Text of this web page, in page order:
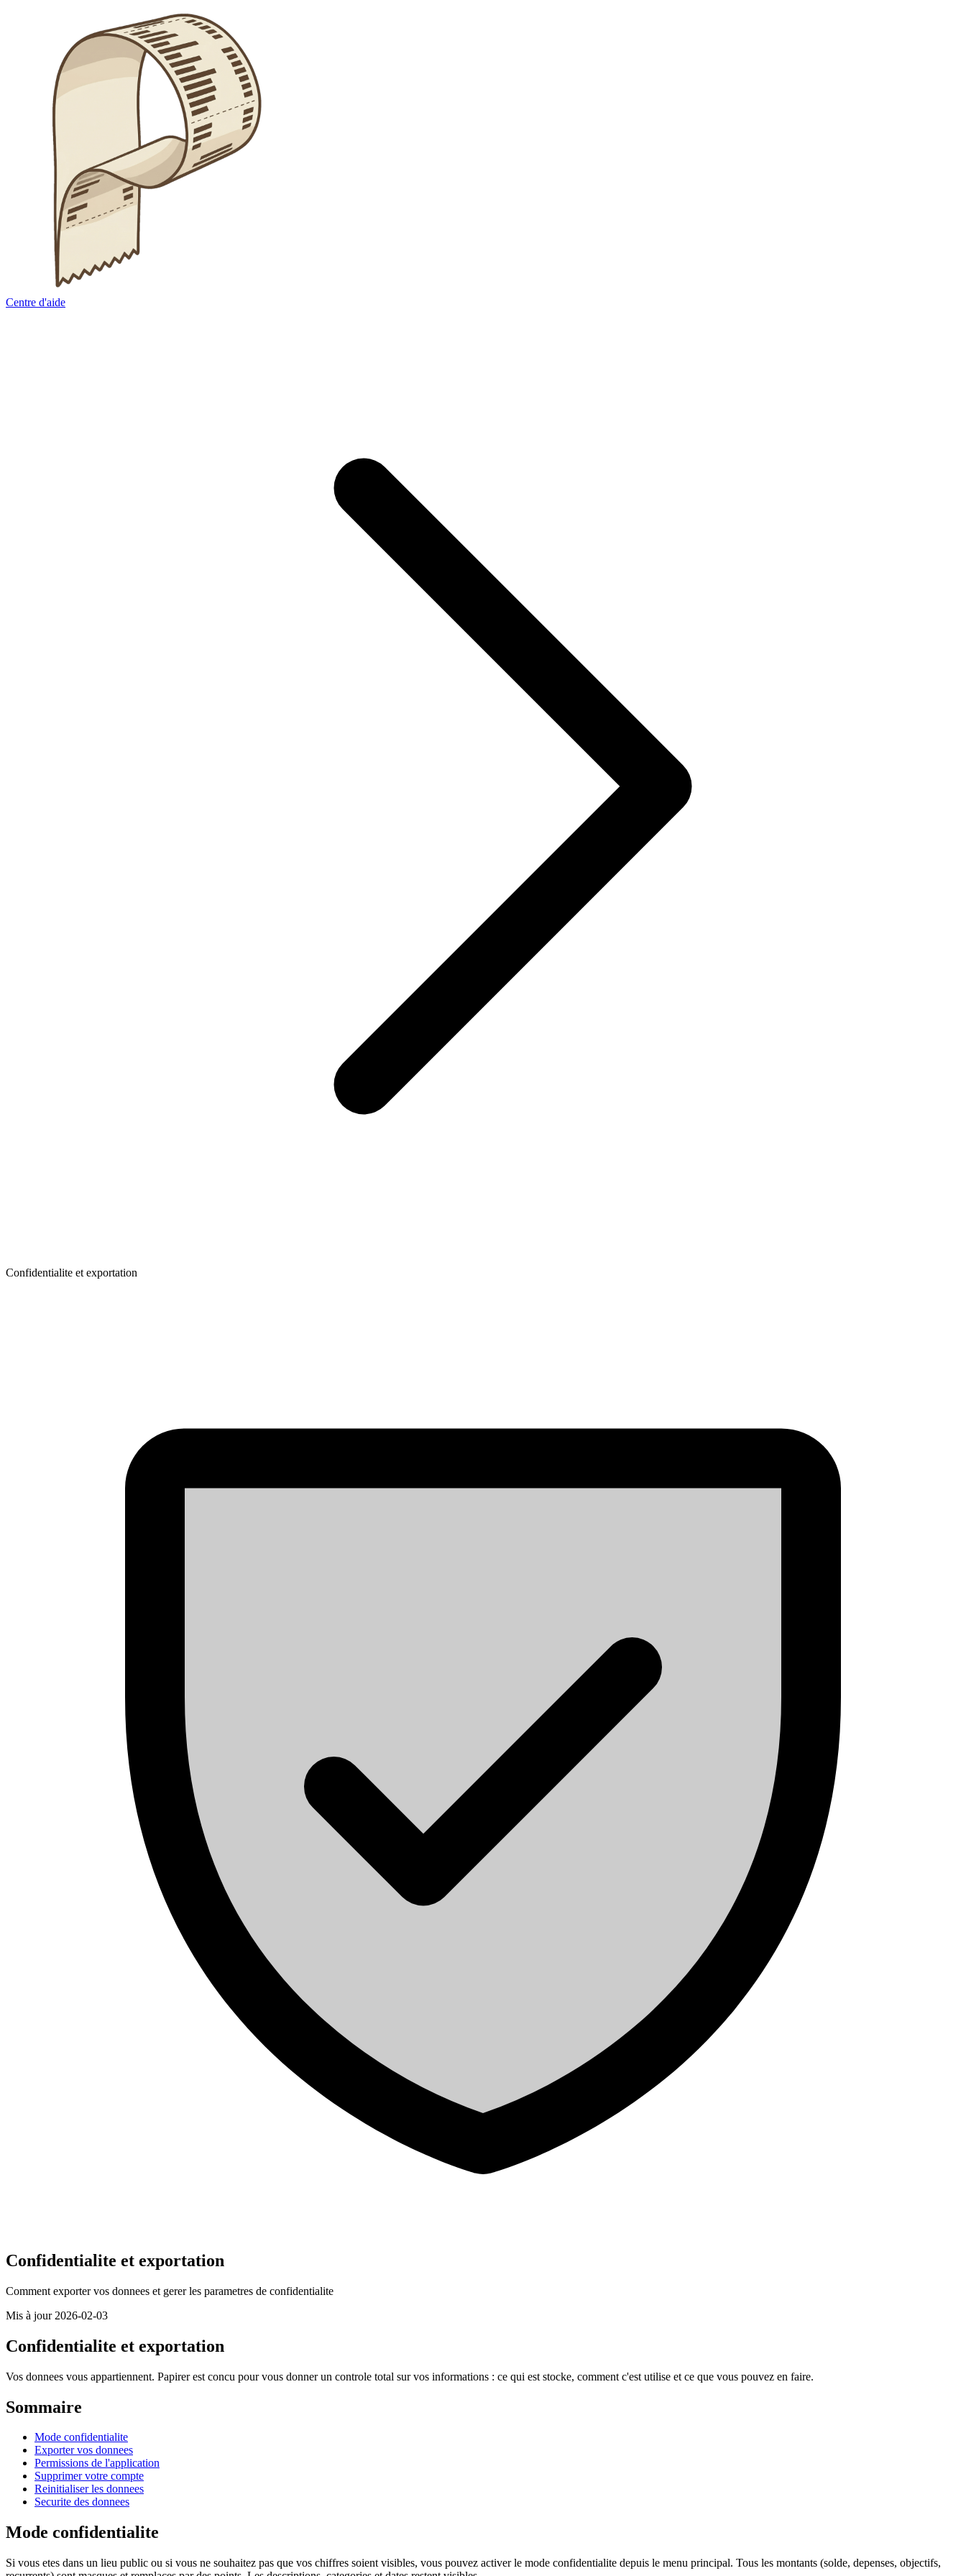
Centre d'aide
Confidentialite et exportation
Confidentialite et exportation
Comment exporter vos donnees et gerer les parametres de confidentialite
Mis à jour 2026-02-03
Confidentialite et exportation
Vos donnees vous appartiennent. Papirer est concu pour vous donner un controle total sur vos informations : ce qui est stocke, comment c'est utilise et ce que vous pouvez en faire.
Sommaire
Mode confidentialite
Exporter vos donnees
Permissions de l'application
Supprimer votre compte
Reinitialiser les donnees
Securite des donnees
Mode confidentialite
Si vous etes dans un lieu public ou si vous ne souhaitez pas que vos chiffres soient visibles, vous pouvez activer le mode confidentialite depuis le menu principal. Tous les montants (solde, depenses, objectifs,